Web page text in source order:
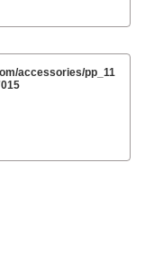
accessories/pp_11